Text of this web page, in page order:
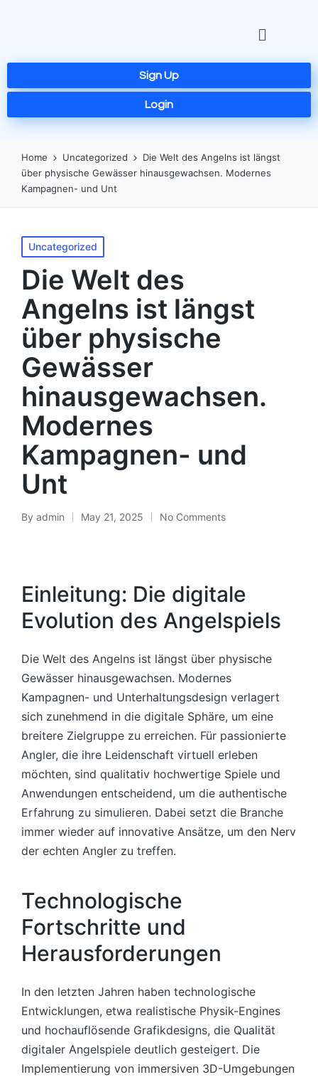
Sign Up
Login
Home Uncategorized
Die Welt des Angelns ist längst
über physische Gewässer hinausgewachsen. Modernes
Kampagnen- und Unt
Uncategorized
Die Welt des
Angelns ist längst
über physische
Gewässer
hinausgewachsen.
Modernes
Kampagnen- und
Unt
By admin May 21, 2025 No Comments
Einleitung: Die digitale
Evolution des Angelspiels
Die Welt des Angelns ist längst über physische
Gewässer hinausgewachsen. Modernes
Kampagnen- und Unterhaltungsdesign verlagert
sich zunehmend in die digitale Sphäre, um eine
breitere Zielgruppe zu erreichen. Für passionierte
Angler, die ihre Leidenschaft virtuell erleben
möchten, sind qualitativ hochwertige Spiele und
Anwendungen entscheidend, um die authentische
Erfahrung zu simulieren. Dabei setzt die Branche
immer wieder auf innovative Ansätze, um den Nerv
der echten Angler zu treffen.
Technologische
Fortschritte und
Herausforderungen
In den letzten Jahren haben technologische
Entwicklungen, etwa realistische Physik-Engines
und hochauflösende Grafikdesigns, die Qualität
digitaler Angelspiele deutlich gesteigert. Die
Implementierung von immersiven 3D-Umgebungen